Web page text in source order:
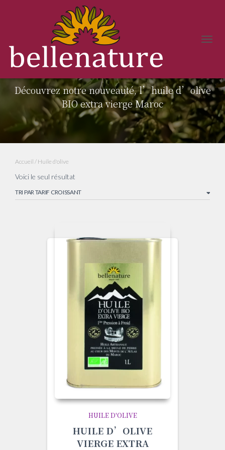
Huile d'olive
Découvrez notre nouveauté, l’huile d’olive
BIO extra vierge Maroc
Accueil / Huile d'olive
Voici le seul résultat
HUILE D'OLIVE
HUILE D’OLIVE
VIERGE EXTRA